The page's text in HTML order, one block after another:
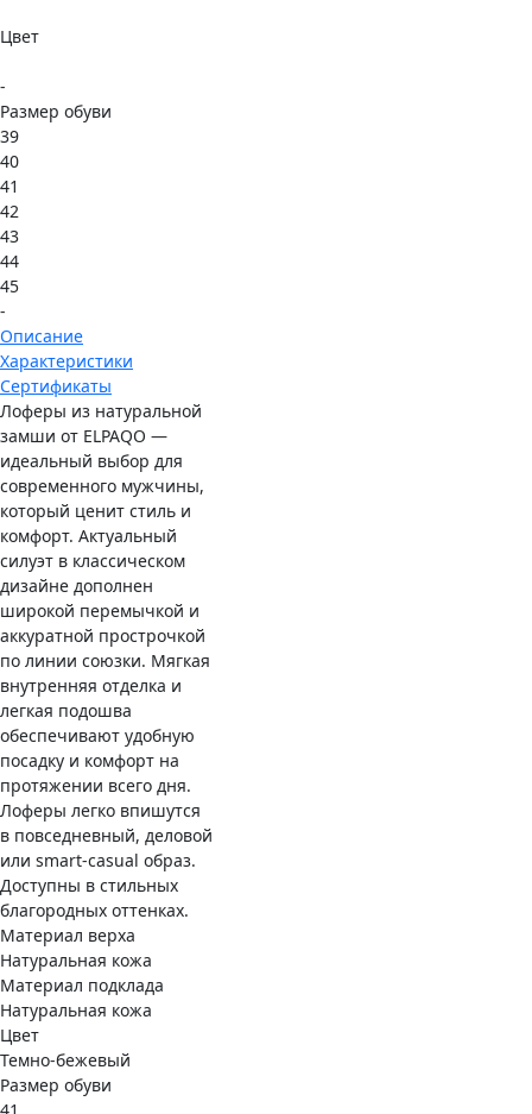
Цвет
-
Размер обуви
39
40
41
42
43
44
45
-
Описание
Характеристики
Сертификаты
Лоферы из натуральной
замши от ELPAQO —
идеальный выбор для
современного мужчины,
который ценит стиль и
комфорт. Актуальный
силуэт в классическом
дизайне дополнен
широкой перемычкой и
аккуратной прострочкой
по линии союзки. Мягкая
внутренняя отделка и
легкая подошва
обеспечивают удобную
посадку и комфорт на
протяжении всего дня.
Лоферы легко впишутся
в повседневный, деловой
или smart-casual образ.
Доступны в стильных
благородных оттенках.
Материал верха
Натуральная кожа
Материал подклада
Натуральная кожа
Цвет
Темно-бежевый
Размер обуви